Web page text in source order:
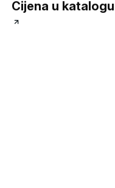
Cijena u katalogu